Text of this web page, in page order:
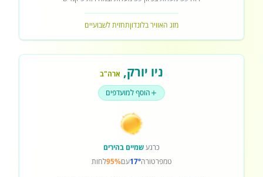
מזג האוויר בלונדוןתחזית לשבועיים
ניו יורק, ארה"ב
הוסף למועדפים
כרגעשמיים בהירים
טמפרטורה17°עם95%לחות